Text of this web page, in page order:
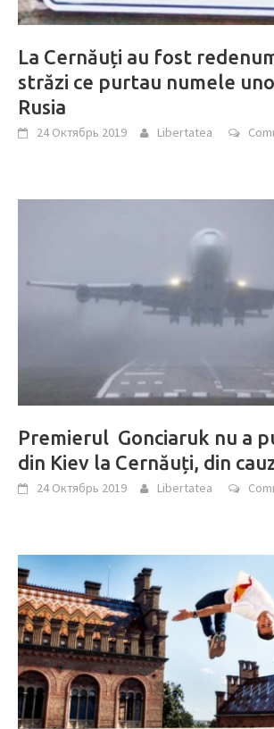
La Cernăuți au fost
străzi ce purtau numele
Rusia
24 Октябрь 2019 Libertatea
Premierul Gonciaruk nu a
din Kiev la Cernăuți, din
24 Октябрь 2019 Libertatea